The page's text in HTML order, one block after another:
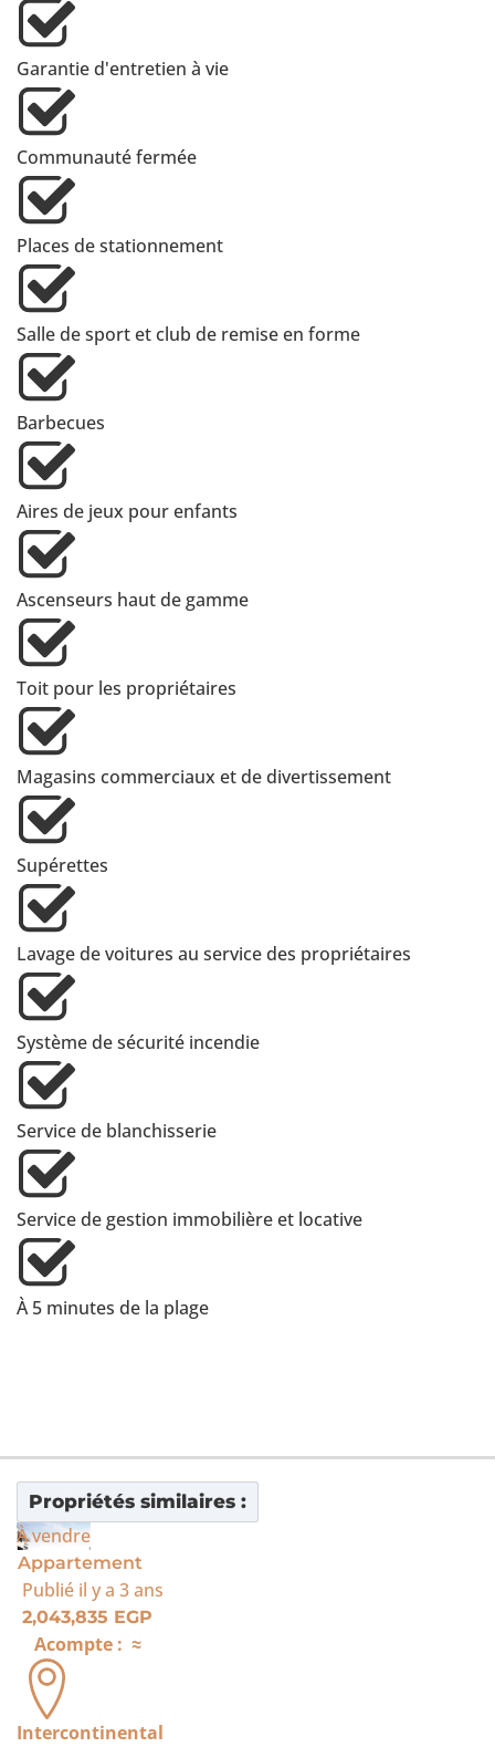
Garantie d'entretien à vie
Communauté fermée
Places de stationnement
Salle de sport et club de remise en forme
Barbecues
Aires de jeux pour enfants
Ascenseurs haut de gamme
Toit pour les propriétaires
Magasins commerciaux et de divertissement
Supérettes
Lavage de voitures au service des propriétaires
Système de sécurité incendie
Service de blanchisserie
Service de gestion immobilière et locative
À 5 minutes de la plage
Propriétés similaires :
À vendre
Appartement
Publié il y a 3 ans
2,043,835 EGP
Acompte : ≈
Intercontinental